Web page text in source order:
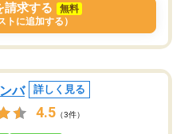
請求する
無料
トに追加する）
バ 詳しく見る
4.5 （3件）